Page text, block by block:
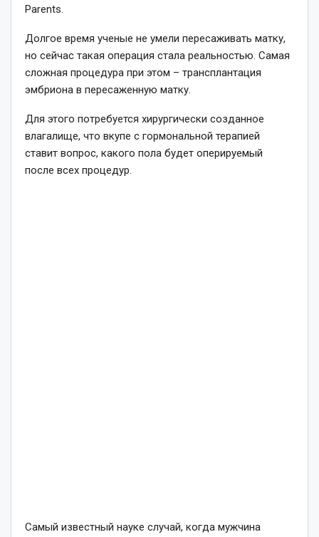
Parents.
Долгое время ученые не умели пересаживать матку,
но сейчас такая операция стала реальностью. Самая
сложная процедура при этом – трансплантация
эмбриона в пересаженную матку.
Для этого потребуется хирургически созданное
влагалище, что вкупе с гормональной терапией
ставит вопрос, какого пола будет оперируемый
после всех процедур.
Самый известный науке случай, когда мужчина